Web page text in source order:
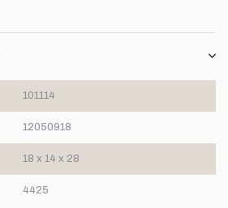
101114
12050918
18 x 14 x 28
4425